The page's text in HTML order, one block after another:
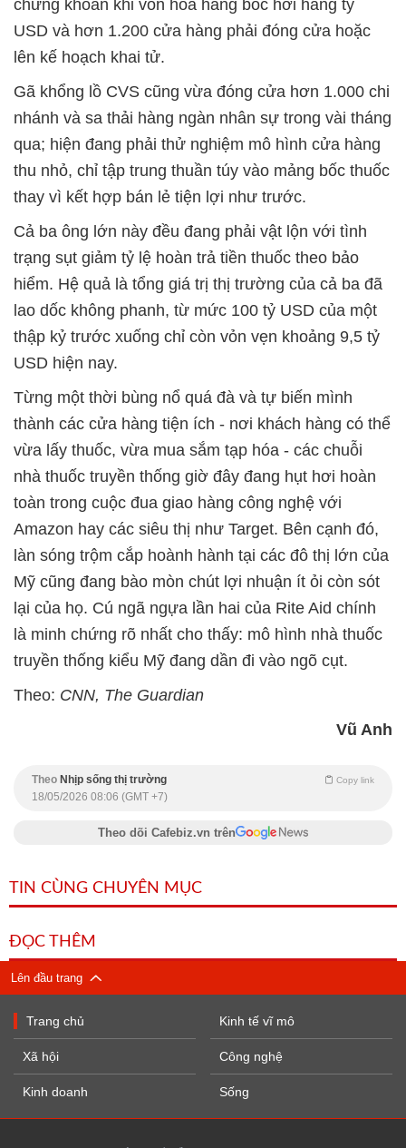
chứng khoán khi vốn hóa hãng bốc hơi hàng tỷ
USD và hơn 1.200 cửa hàng phải đóng cửa hoặc
lên kế hoạch khai tử.
Gã khổng lồ CVS cũng vừa đóng cửa hơn 1.000 chi
nhánh và sa thải hàng ngàn nhân sự trong vài tháng
qua; hiện đang phải thử nghiệm mô hình cửa hàng
thu nhỏ, chỉ tập trung thuần túy vào mảng bốc thuốc
thay vì kết hợp bán lẻ tiện lợi như trước.
Cả ba ông lớn này đều đang phải vật lộn với tình
trạng sụt giảm tỷ lệ hoàn trả tiền thuốc theo bảo
hiểm. Hệ quả là tổng giá trị thị trường của cả ba đã
lao dốc không phanh, từ mức 100 tỷ USD của một
thập kỷ trước xuống chỉ còn vỏn vẹn khoảng 9,5 tỷ
USD hiện nay.
Từng một thời bùng nổ quá đà và tự biến mình
thành các cửa hàng tiện ích - nơi khách hàng có thể
vừa lấy thuốc, vừa mua sắm tạp hóa - các chuỗi
nhà thuốc truyền thống giờ đây đang hụt hơi hoàn
toàn trong cuộc đua giao hàng công nghệ với
Amazon hay các siêu thị như Target. Bên cạnh đó,
làn sóng trộm cắp hoành hành tại các đô thị lớn của
Mỹ cũng đang bào mòn chút lợi nhuận ít ỏi còn sót
lại của họ. Cú ngã ngựa lần hai của Rite Aid chính
là minh chứng rõ nhất cho thấy: mô hình nhà thuốc
truyền thống kiểu Mỹ đang dần đi vào ngõ cụt.
Theo: CNN, The Guardian
Vũ Anh
Theo Nhịp sống thị trường Copy link
18/05/2026 08:06 (GMT +7)
Theo dõi Cafebiz.vn trên
TIN CÙNG CHUYÊN MỤC
ĐỌC THÊM
Lên đầu trang
Trang chủ
Xã hội
Kinh doanh
Kinh tế vĩ mô
Công nghệ
Sống